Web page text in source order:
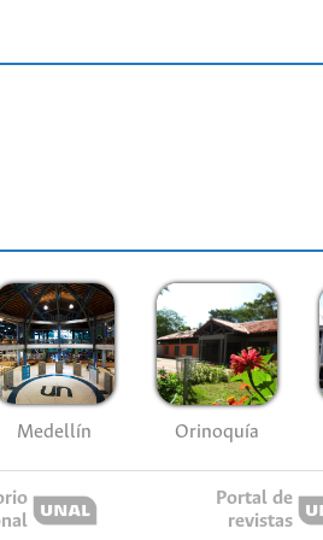
Medellín Orinoquía
Portal de
revistas